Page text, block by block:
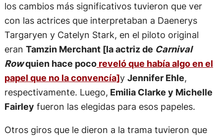
los cambios más significativos tuvieron que ver
con las actrices que interpretaban a Daenerys
Targaryen y Catelyn Stark, en el piloto original
eran Tamzin Merchant [la actriz de Carnival
Rowquien hace pocoreveló que había algo en el
papel que no la convencía]y Jennifer Ehle,
respectivamente. Luego, Emilia Clarke y Michelle
Fairley fueron las elegidas para esos papeles.
Otros giros que le dieron a la trama tuvieron que